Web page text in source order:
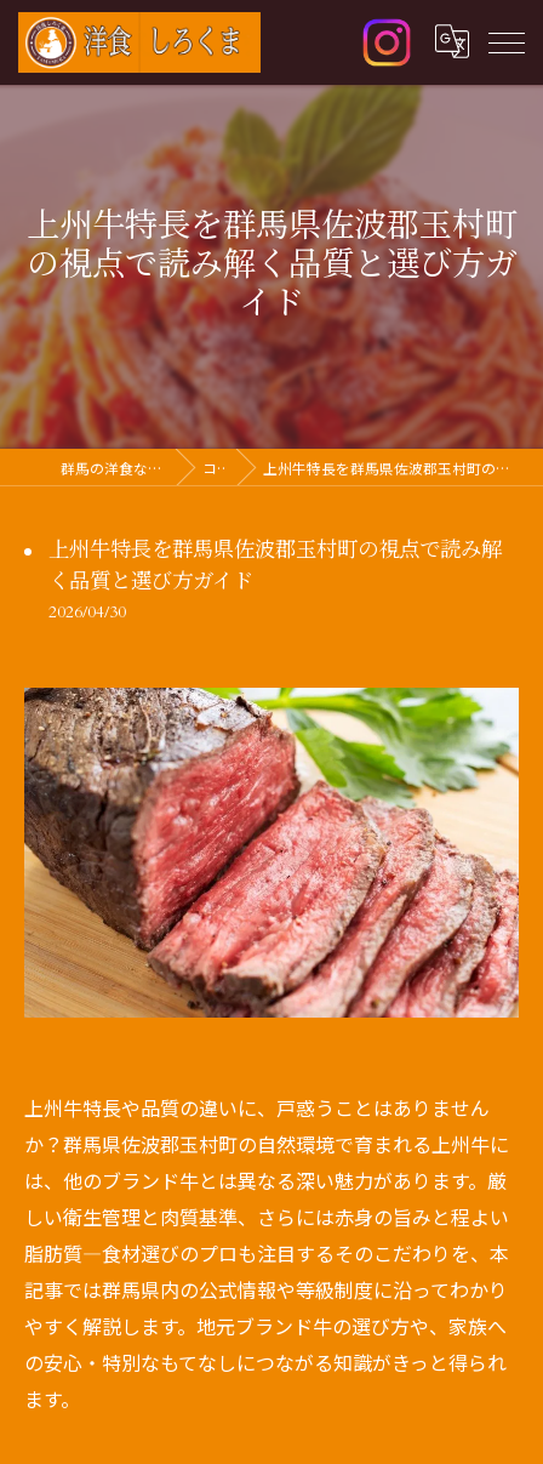
上州牛特長を群馬県佐波郡玉村町
の視点で読み解く品質と選び方ガ
イド
群馬の洋食なら洋食 しろくま コラム 上州牛特長を群馬県佐波郡玉村町の視点で読み解く品質と選び方ガイド
上州牛特長を群馬県佐波郡玉村町の視点で読み解
く品質と選び方ガイド
2026/04/30
上州牛特長や品質の違いに、戸惑うことはありません
か？群馬県佐波郡玉村町の自然環境で育まれる上州牛に
は、他のブランド牛とは異なる深い魅力があります。厳
しい衛生管理と肉質基準、さらには赤身の旨みと程よい
脂肪質—食材選びのプロも注目するそのこだわりを、本
記事では群馬県内の公式情報や等級制度に沿ってわかり
やすく解説します。地元ブランド牛の選び方や、家族へ
の安心・特別なもてなしにつながる知識がきっと得られ
ます。